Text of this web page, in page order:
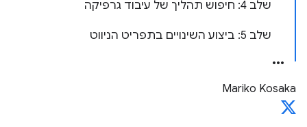
שלב 4: חיפוש תהליך של עיבוד גרפיקה
שלב 5: ביצוע השינויים בתפריט הניווט
Mariko Kosaka